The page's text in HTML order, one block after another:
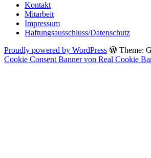
Kontakt
Mitarbeit
Impressum
Haftungsausschluss/Datenschutz
Proudly powered by WordPress
Theme:
Cookie Consent Banner von Real Cookie